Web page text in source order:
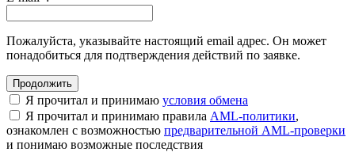
Пожалуйста, указывайте настоящий email адрес. Он может
понадобиться для подтверждения действий по заявке.
Я прочитал и принимаю условия обмена
Я прочитал и принимаю правила AML-политики,
ознакомлен с возможностью предварительной AML-проверки
и понимаю возможные последствия